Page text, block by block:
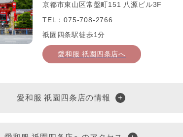
京都市東山区常盤町151 八源ビル3F
TEL：075-708-2766
祇園四条駅徒歩1分
愛和服 祇園四条店へ
愛和服 祇園四条店の情報